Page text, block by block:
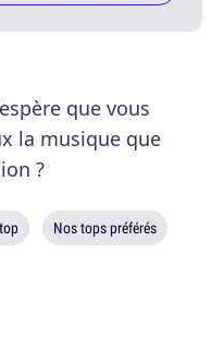
que vous
la musique que
?
Nos tops préférés